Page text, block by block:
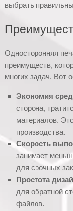
выбрать
Односторонняя
преимуществ,
многих задач. Вот
Экономия
сторона,
материалов.
производства.
Скорость
занимает
для срочных
Простота
для обратной
файлов.